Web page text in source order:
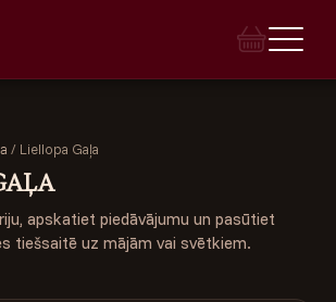
/ Liellopa Gaļa
apskatiet piedāvājumu un pasūtiet
tiešsaitē uz mājām vai svētkiem.